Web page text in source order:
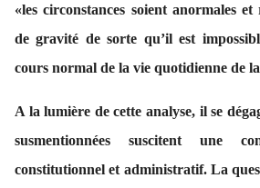
«les circonstances soient anormales
de gravité de sorte qu’il est
cours normal de la vie quotidienne de la
A la lumière de cette analyse, il se
susmentionnées suscitent une
constitutionnel et administratif. La